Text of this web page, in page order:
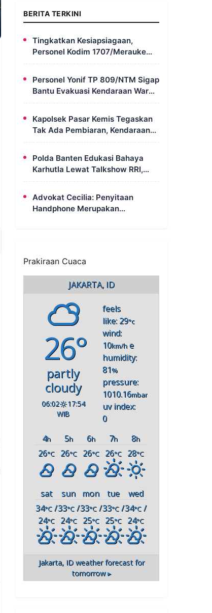
BERITA TERKINI
Tingkatkan Kesiapsiagaan,
Personel Kodim 1707/Merauke
Asah Ketrampilan Bersama
Petugas Damkar
Personel Yonif TP 809/NTM Sigap
Bantu Evakuasi Kendaraan Warga
Wapoania yang Terperosok ke
Kapolsek Pasar Kemis Tegaskan
Tak Ada Pembiaran, Kendaraan
Berat yang Parkir di Bahu Jalan
Langsung Ditertibkan
Polda Banten Edukasi Bahaya
Karhutla Lewat Talkshow RRI,
Masyarakat Diingatkan Ancaman
Pidana Pembakaran Lahan
Advokat Cecilia: Penyitaan
Handphone Merupakan
Prakiraan Cuaca
JAKARTA, ID
26°
partly
cloudy
06:02
17:54
WIB
feels
like: 29°c
wind:
10km/h e
humidity:
81%
pressure:
1010.16mbar
uv index:
0
4h 5h 6h 7h 8h
26°C 26°C 26°C 26°C 28°C
sat sun mon tue
wed
34°C/
24°C
33°C/
24°C
33°C/
25°C
33°C/
25°C
34°C /
24°C
Jakarta, IDweather forecast for
tomorrow ▸